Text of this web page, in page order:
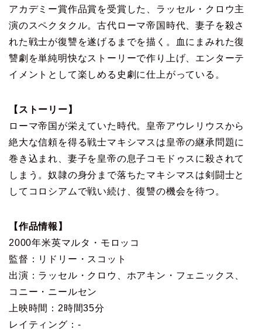
アカデミー賞作品賞を受賞した、ラッセル・クロウ主
演のスペクタクル。古代ローマ帝国時代、妻子を殺さ
れた戦士が復讐を遂げるまでを描く。血にまみれた復
讐劇を単純明快なストーリーで作り上げ、エンターテ
イメントとして楽しめる史劇に仕上がっている。
【ストーリー】
ローマ帝国が栄えていた時代。皇帝アウレリウスから
絶大な信頼を得る戦士マキシマスは皇帝の継承問題に
巻き込まれ、妻子を皇帝の息子コモドゥスに殺されて
しまう。奴隷の身分まで落ちたマキシマスは剣闘士と
してコロシアムで戦い続け、復讐の機会を待つ。
【作品情報】
2000年米英マルタ・モロッコ
監督：リドリー・スコット
出演：ラッセル・クロウ、ホアキン・フェニックス、
コニー・ニールセン
上映時間：2時間35分
レイティング：-